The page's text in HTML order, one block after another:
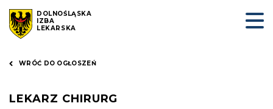
DOLNOŚLĄSKA
IZBA
LEKARSKA
WRÓĆ DO OGŁOSZEŃ
LEKARZ CHIRURG